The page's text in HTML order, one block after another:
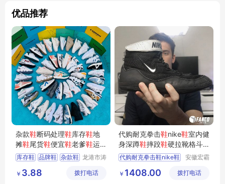
优品推荐
杂款鞋断码处理鞋库存鞋地
摊鞋尾货鞋便宜鞋老爹鞋运
动女鞋
库存鞋 品牌鞋 杂款鞋 龙港市涛
￥ 3.88 拨打电话
代购耐克拳击鞋nike鞋室内健
身深蹲鞋摔跤鞋硬拉靴格斗
训练举重鞋
代购耐克拳击鞋nike鞋
安徽宏霸
有限公司
￥ 1408.00 拨打电话